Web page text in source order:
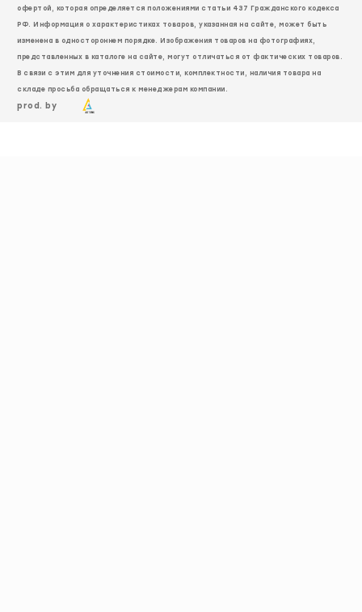
офертой, которая определяется положениями статьи 437 Гражданского кодекса
РФ. Информация о характеристиках товаров, указанная на сайте, может быть
изменена в одностороннем порядке. Изображения товаров на фотографиях,
представленных в каталоге на сайте, могут отличаться от фактических товаров.
В связи с этим для уточнения стоимости, комплектности, наличия товара на
складе просьба обращаться к менеджерам компании.
prod. by